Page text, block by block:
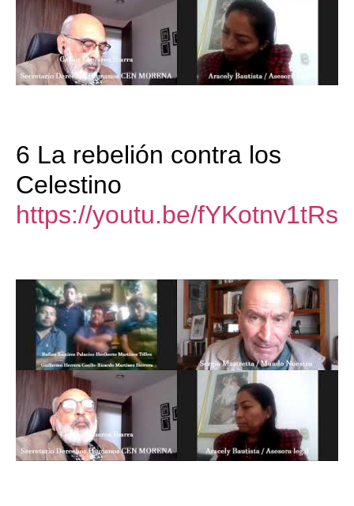
6 La rebelión contra los
Celestino
https://youtu.be/fYKotnv1tRs